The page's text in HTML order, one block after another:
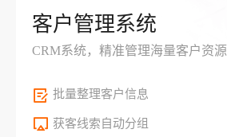
客户管理系统
CRM系统，精准管理海量客户资源
批量整理客户信息
获客线索自动分组